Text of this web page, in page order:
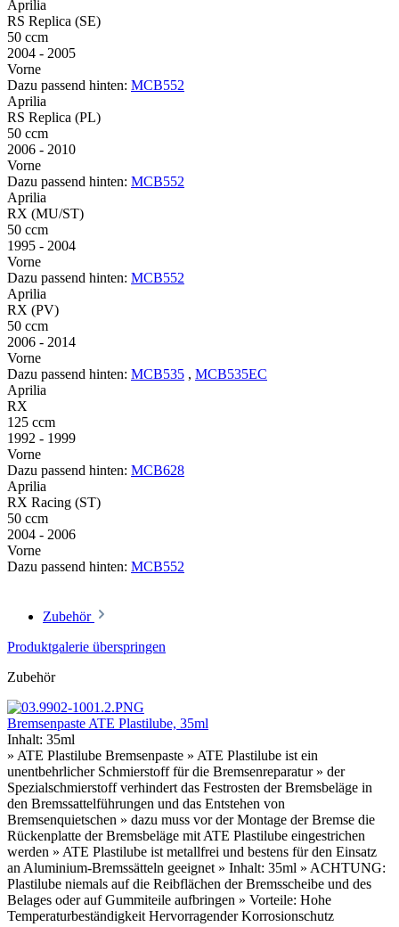
Aprilia
RS Replica (SE)
50 ccm
2004 - 2005
Vorne
Dazu passend hinten: MCB552
Aprilia
RS Replica (PL)
50 ccm
2006 - 2010
Vorne
Dazu passend hinten: MCB552
Aprilia
RX (MU/ST)
50 ccm
1995 - 2004
Vorne
Dazu passend hinten: MCB552
Aprilia
RX (PV)
50 ccm
2006 - 2014
Vorne
Dazu passend hinten: MCB535 , MCB535EC
Aprilia
RX
125 ccm
1992 - 1999
Vorne
Dazu passend hinten: MCB628
Aprilia
RX Racing (ST)
50 ccm
2004 - 2006
Vorne
Dazu passend hinten: MCB552
Zubehör
Produktgalerie überspringen
Zubehör
Bremsenpaste ATE Plastilube, 35ml
Inhalt: 35ml
» ATE Plastilube Bremsenpaste » ATE Plastilube ist ein
unentbehrlicher Schmierstoff für die Bremsenreparatur » der
Spezialschmierstoff verhindert das Festrosten der Bremsbeläge in
den Bremssattelführungen und das Entstehen von
Bremsenquietschen » dazu muss vor der Montage der Bremse die
Rückenplatte der Bremsbeläge mit ATE Plastilube eingestrichen
werden » ATE Plastilube ist metallfrei und bestens für den Einsatz
an Aluminium-Bremssätteln geeignet » Inhalt: 35ml » ACHTUNG:
Plastilube niemals auf die Reibflächen der Bremsscheibe und des
Belages oder auf Gummiteile aufbringen » Vorteile: Hohe
Temperaturbeständigkeit Hervorragender Korrosionschutz